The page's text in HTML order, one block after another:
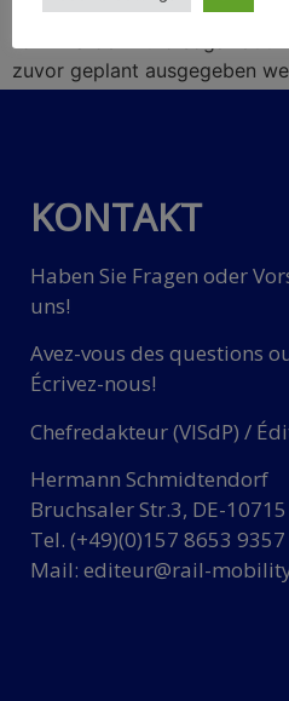
Gegenüber dem bisherigen
19 Milliarden Euro sogar 800
zuvor geplant ausgegeben
KONTAKT
Haben Sie Fragen oder
uns!
Avez-vous des questions
Écrivez-nous!
Chefredakteur (VISdP) /
Hermann Schmidtendorf
Bruchsaler Str.3, DE-10715
Tel. (+49)(0)157 8653 9357
Mail: editeur@rail-